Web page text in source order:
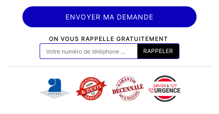
ON VOUS RAPPELLE GRATUITEMENT